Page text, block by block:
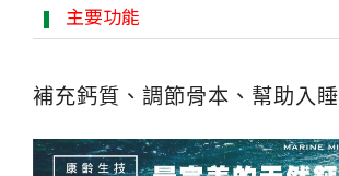
主要功能
補充鈣質、調節骨本、幫助入睡